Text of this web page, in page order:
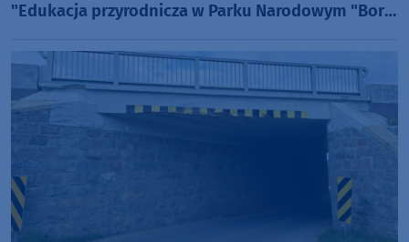
"Edukacja przyrodnicza w Parku Narodowym "Bory